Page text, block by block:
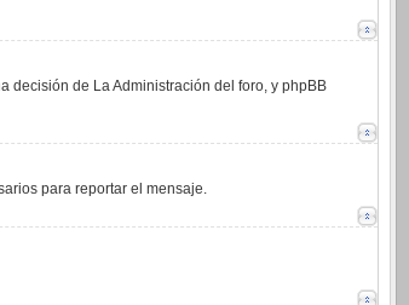
decisión de La Administración del foro, y phpBB
para reportar el mensaje.